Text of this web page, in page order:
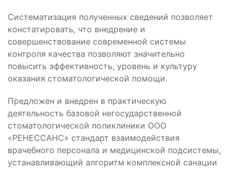
Систематизация полученных сведений позволяет
констатировать, что внедрение и
совершенствование современной системы
контроля качества позволяют значительно
повысить эффективность, уровень и культуру
оказания стоматологической помощи.
Предложен и внедрен в практическую
деятельность базовой негосударственной
стоматологической поликлиники ООО
«РЕНЕССАНС» стандарт взаимодействия
врачебного персонала и медицинской подсистемы,
устанавливающий алгоритм комплексной санации